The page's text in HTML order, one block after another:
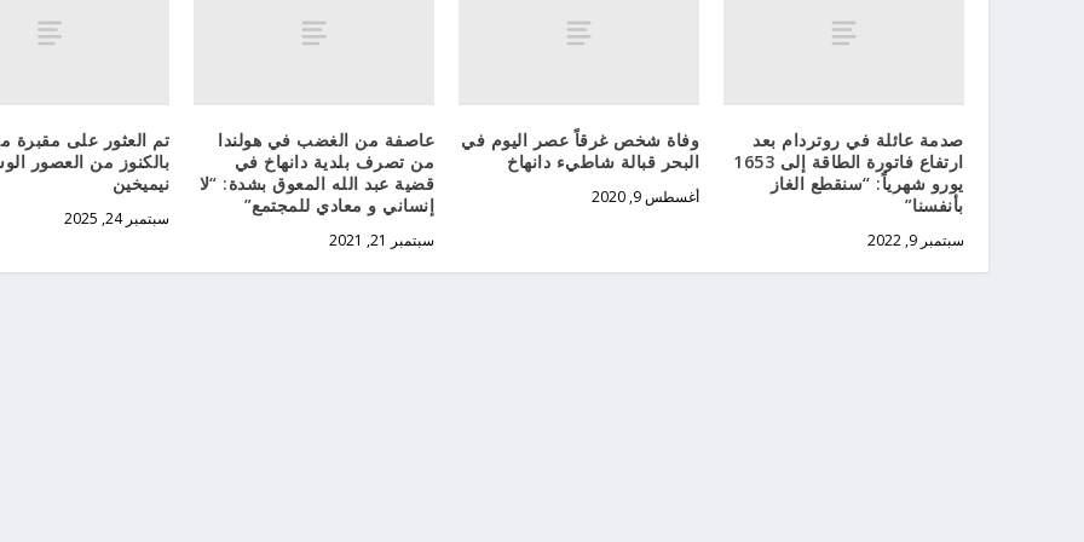
صدمة عائلة في روتردام بعد
ارتفاع فاتورة الطاقة إلى 1653
يورو شهرياً: “سنقطع الغاز
بأنفسنا”
سبتمبر 9, 2022
وفاة شخص غرقاً عصر اليوم في
البحر قبالة شاطيء دانهاخ
أغسطس 9, 2020
عاصفة من الغضب في هولندا
من تصرف بلدية دانهاخ في
قضية عبد الله المعوق بشدة: “لا
إنساني و معادي للمجتمع”
سبتمبر 21, 2021
تم العثور على مقبرة
بالكنوز من العصور
نيميخين
سبتمبر 24, 2025